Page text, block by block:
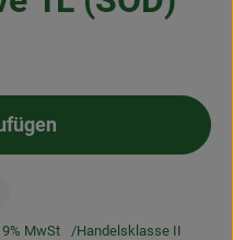
zum Warenkorb
MwSt Handelsklasse II